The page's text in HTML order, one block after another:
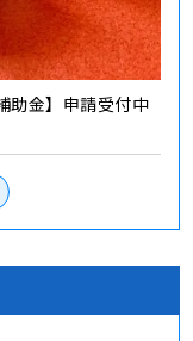
助金】申請受付中